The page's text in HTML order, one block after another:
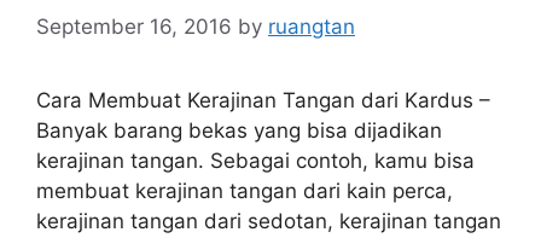
September 16, 2016 by ruangtan
Cara Membuat Kerajinan Tangan dari Kardus –
Banyak barang bekas yang bisa dijadikan
kerajinan tangan. Sebagai contoh, kamu bisa
membuat kerajinan tangan dari kain perca,
kerajinan tangan dari sedotan, kerajinan tangan